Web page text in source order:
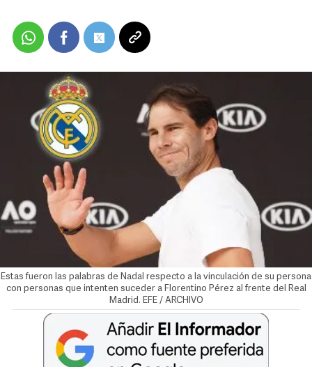
Estas fueron las palabras de Nadal respecto a la vinculación de su persona
con personas que intenten suceder a Florentino Pérez al frente del Real
Madrid. EFE / ARCHIVO